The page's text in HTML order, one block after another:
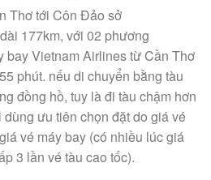
Thơtới Côn Đảo sở
dài 177km, với 02 phương
bay Vietnam AirlinestừCần Thơ
phút. nếu di chuyển bằng tàu
đồng hồ, tuy làđi tàu chậm hơn
dùng ưu tiên chọn đặtdo giá vé
vé máy bay (có nhiều lúcgiá
3 lần vé tàu cao tốc).